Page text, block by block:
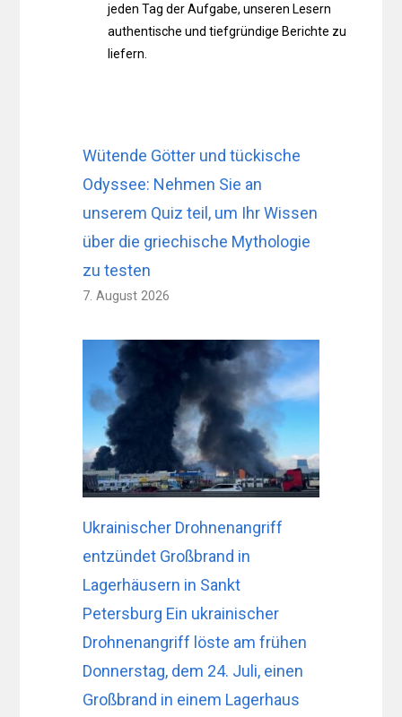
jeden Tag der Aufgabe, unseren Lesern
authentische und tiefgründige Berichte zu
liefern.
Wütende Götter und tückische
Odyssee: Nehmen Sie an
unserem Quiz teil, um Ihr Wissen
über die griechische Mythologie
zu testen
7. August 2026
Ukrainischer Drohnenangriff
entzündet Großbrand in
Lagerhäusern in Sankt
Petersburg Ein ukrainischer
Drohnenangriff löste am frühen
Donnerstag, dem 24. Juli, einen
Großbrand in einem Lagerhaus